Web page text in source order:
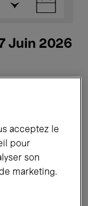
Juin 2026
acceptez le
pour
son
marketing.